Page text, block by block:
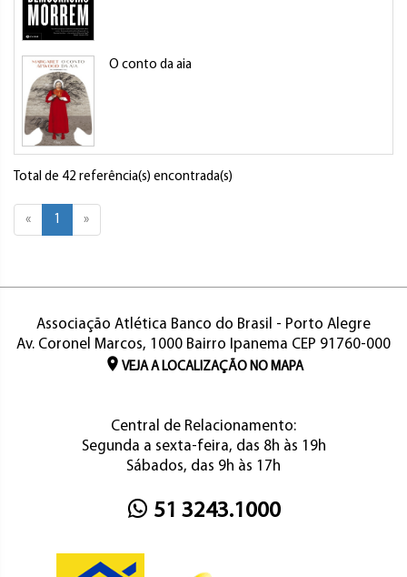
O conto da aia
Total de 42 referência(s) encontrada(s)
« 1 »
Associação Atlética Banco do Brasil - Porto Alegre
Av. Coronel Marcos, 1000 Bairro Ipanema CEP 91760-000
VEJA A LOCALIZAÇÃO NO MAPA
Central de Relacionamento:
Segunda a sexta-feira, das 8h às 19h
Sábados, das 9h às 17h
51 3243.1000